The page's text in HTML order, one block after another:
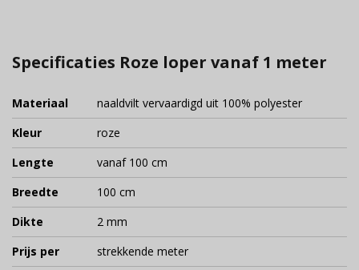
Specificaties Roze loper vanaf 1 meter
Materiaal
naaldvilt vervaardigd uit 100% polyester
Kleur
roze
Lengte
vanaf 100 cm
Breedte
100 cm
Dikte
2 mm
Prijs per
strekkende meter